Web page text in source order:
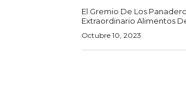
El Gremio De Los
Extraordinario Alimentos De
Octubre 10, 2023